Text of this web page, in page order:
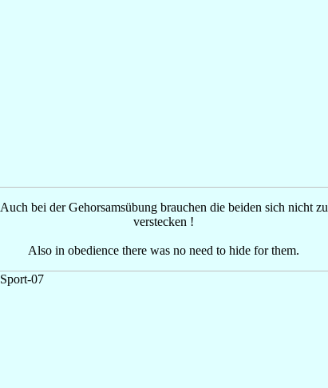
Auch bei der Gehorsamsübung brauchen die beiden sich nicht zu
verstecken !
Also in obedience there was no need to hide for them.